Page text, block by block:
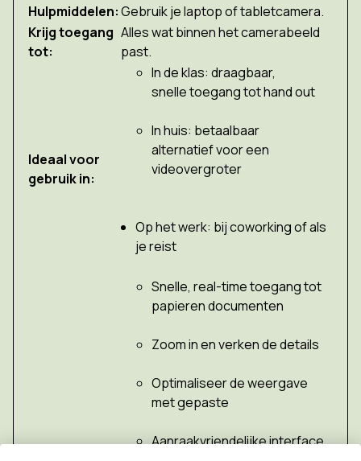
Hulpmiddelen:Gebruik je laptop of tabletcamera.
Krijg toegang
tot:
Alles wat binnen het camerabeeld
past.
Ideaal voor
gebruik in:
In de klas: draagbaar,
snelle toegang tot hand out
In huis: betaalbaar
alternatief voor een
videovergroter
Op het werk: bij coworking of als
je reist
Snelle, real-time toegang tot
papieren documenten
Zoom in en verken de details
Optimaliseer de weergave
met gepaste
Aanraakvriendelijke interface